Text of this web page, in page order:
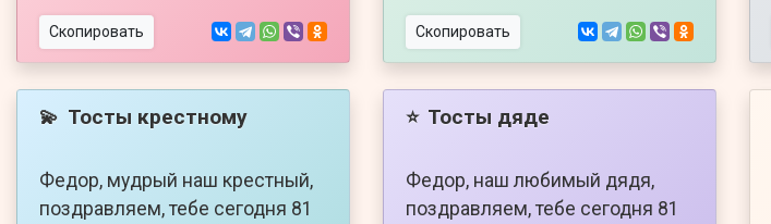
Скопировать Скопировать
💫 Тосты крестному
Федор, мудрый наш крестный,
поздравляем, тебе сегодня 81
⭐ Тосты дяде
Федор, наш любимый дядя,
поздравляем, тебе сегодня 81